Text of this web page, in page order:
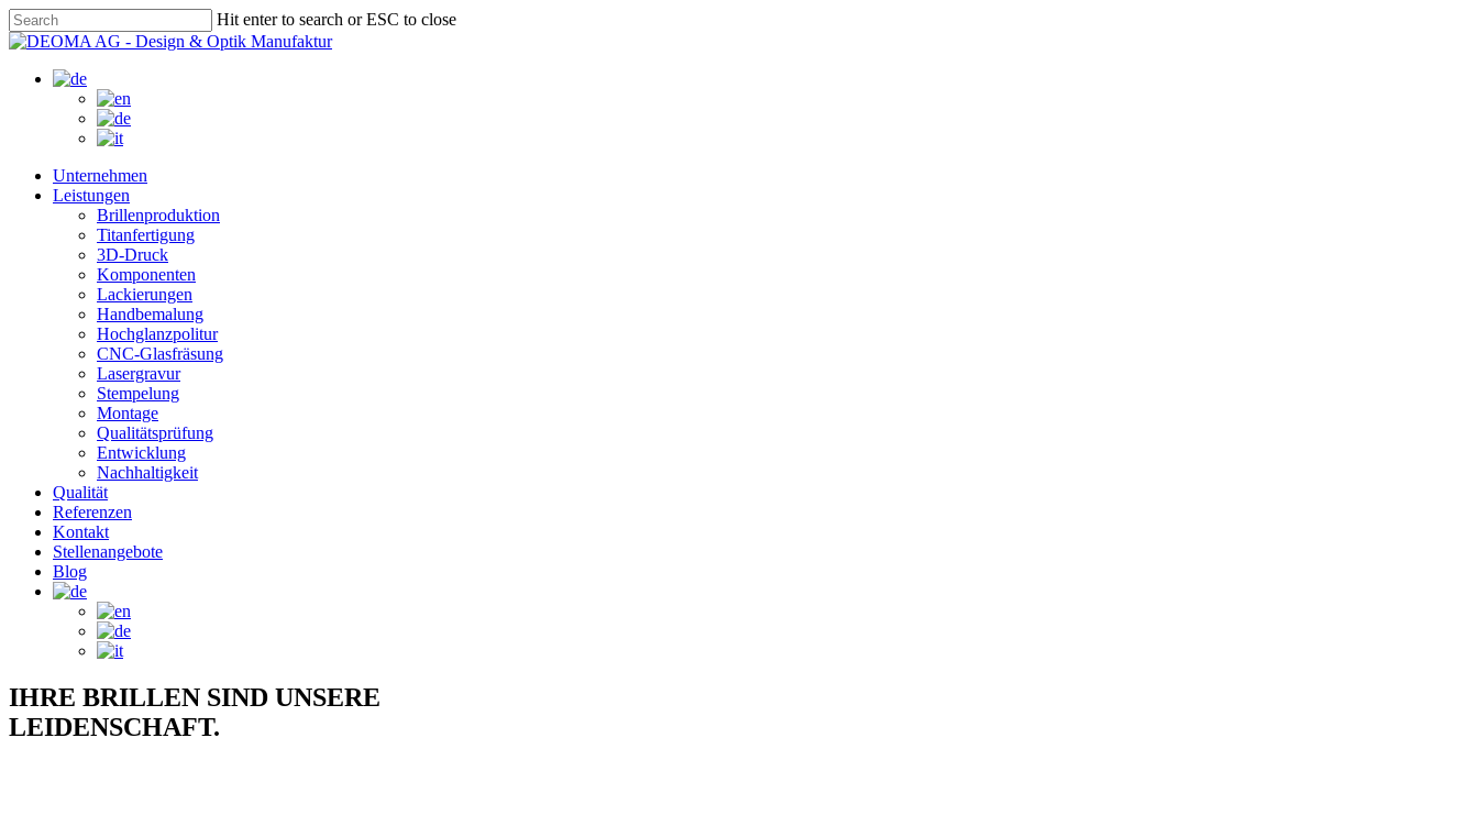
Skip
to
content
Hit enter to search or ESC to close
Close
Menu
Unternehmen
Leistungen
Brillenproduktion
Titanfertigung
3D-Druck
Komponenten
Lackierungen
Handbemalung
Hochglanzpolitur
CNC-Glasfräsung
Lasergravur
Stempelung
Montage
Qualitätsprüfung
Entwicklung
Nachhaltigkeit
Qualität
Referenzen
Kontakt
Stellenangebote
Blog
IHRE BRILLEN SIND UNSERE
LEIDENSCHAFT.